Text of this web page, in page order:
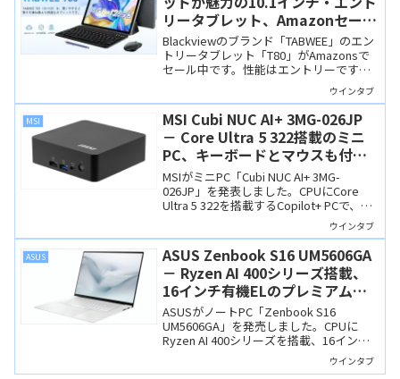
リータブレット、Amazonセール
で12,899円！
Blackviewのブランド「TABWEE」のエン
トリータブレット「T80」がAmazonsで
セール中です。性能はエントリーです
が、ケース・キーボード・マウスなど付
属品が充実しており、12,899円で買える
のはお買い得。
ウインタブ
MSI
MSI Cubi NUC AI+ 3MG-026JP
－ Core Ultra 5 322搭載のミニ
PC、キーボードとマウスも付属
するCopilot+ PCです
MSIがミニPC「Cubi NUC AI+ 3MG-
026JP」を発表しました。CPUにCore
Ultra 5 322を搭載するCopilot+ PCで、本
体には指紋センサーも搭載、キーボード
やマウス、電源スイッチ延長ケーブルな
ど付属品も充実しています。
ウインタブ
ASUS
ASUS Zenbook S16 UM5606GA
－ Ryzen AI 400シリーズ搭載、
16インチ有機ELのプレミアムノ
ート
ASUSがノートPC「Zenbook S16
UM5606GA」を発売しました。CPUに
Ryzen AI 400シリーズを搭載、16インチ
の有機ELディスプレイやセラルミナム筐
体など、性能だけでなくデザインや質感
ウインタブ